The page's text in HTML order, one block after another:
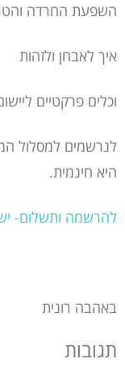
השפעת החרדה
איך לאבחן ולזהות
וכלים פרקטיים
לנרשמים למסלול
היא חינמית.
להרשמה ותשלום-
באהבה רונית
תגובות